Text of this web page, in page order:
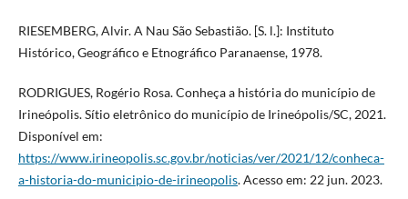
RIESEMBERG, Alvir. A Nau São Sebastião. [S. l.]: Instituto
Histórico, Geográfico e Etnográfico Paranaense, 1978.
RODRIGUES, Rogério Rosa. Conheça a história do município de
Irineópolis. Sítio eletrônico do município de Irineópolis/SC, 2021.
Disponível em:
https://www.irineopolis.sc.gov.br/noticias/ver/2021/12/conheca-
a-historia-do-municipio-de-irineopolis. Acesso em: 22 jun. 2023.